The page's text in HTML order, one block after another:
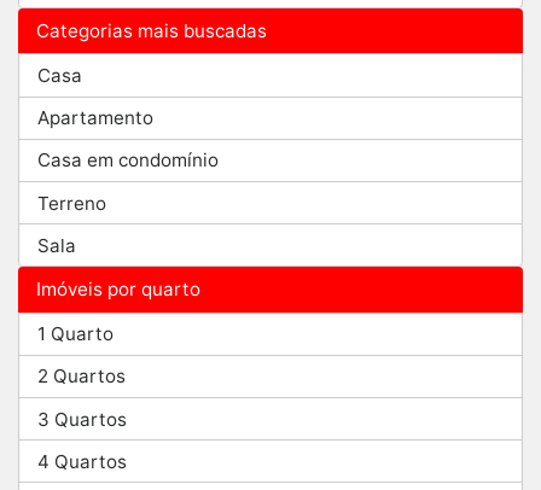
Categorias mais buscadas
Casa
Apartamento
Casa em condomínio
Terreno
Sala
Imóveis por quarto
1 Quarto
2 Quartos
3 Quartos
4 Quartos